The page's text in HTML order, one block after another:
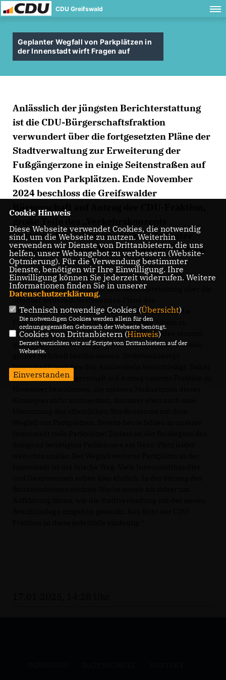
CDU Greifswald
Geplanter Wegfall von Parkplätzen in
der Innenstadt wirft Fragen auf
Anlässlich der jüngsten Berichterstattung
ist die CDU-Bürgerschaftsfraktion
verwundert über die fortgesetzten Pläne der
Stadtverwaltung zur Erweiterung der
Fußgängerzone in einige Seitenstraßen auf
Kosten von Parkplätzen. Ende November
2024 beschloss die Greifswalder
Bürgerschaft auf Antrag der CDU-Fraktion,
Innenstadt“ nicht umzusetzen, darunter
auch den weiteren Wegfall von Parkplätzen.
Torsten Heil, stellvertretender CDU-Fraktionsvorsitzender
und Bauausschussmitglied: „Die Berichterstattung über die
offenbar weiterhin bestehenden Pläne des
Oberbürgermeisters und des neuen Bausenators, die
Fußgängerzone in mehrere Seitenstraßen hinein zu
erweitern, verwundert uns doch sehr. Diese Idee stammt
noch aus dem in der vergangenen Wahlperiode mit links-
grüner Mehrheit beschlossenen ‚Verkehrskonzept
Innenstadt‘, welches den Autoverkehr benachteiligt. Daher
hatte die neue Bürgerschaft auf Antrag unserer Fraktion im
Cookie Hinweis
Diese Webseite verwendet Cookies, die notwendig
sind, um die Webseite zu nutzen. Weiterhin
verwenden wir Dienste von Drittanbietern, die uns
helfen, unser Webangebot zu verbessern (Website-
Optmierung). Für die Verwendung bestimmter
Dienste, benötigen wir Ihre Einwilligung. Ihre
Einwilligung können Sie jederzeit widerrufen. Weitere
Informationen finden Sie in unserer
Datenschutzerklärung.
Technisch notwendige Cookies (Übersicht)
Die notwendigen Cookies werden allein für den
ordnungsgemäßen Gebrauch der Webseite benötigt.
Cookies von Drittanbietern (Hinweis)
Derzeit verzichten wir auf Scripte von Drittanbietern auf der
Webseite.
Einverstanden